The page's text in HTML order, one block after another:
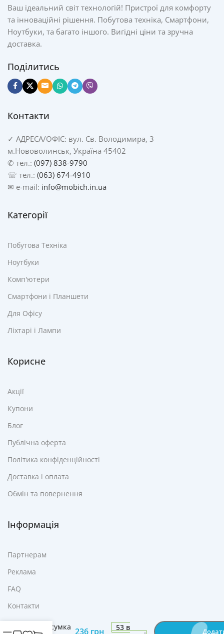
Ваш ідеальний світ технологій! Пристрої для комфорту
та інноваційні рішення. Побутова техніка, Смартфони,
Ноутбуки, та багато іншого. Вигідні ціни та зручна
доставка.
Поділитись
Контакти
✓ АДРЕСА/ОФІС: вул. Св. Володимира, 3
м.Нововолинськ, Україна 45402
✆ тел.: (097) 838-9790
☏ тел.: (063) 674-4910
✉ e-mail: info@mobich.in.ua
Категорії
Побутова Техніка
Ноутбуки
Комп'ютери
Смартфони і Планшети
Для Офісу
Ліхтарі і Лампи
Корисне
Акції
Купони
Блог
Публічна оферта
Політика конфіденційності
Доставка і оплата
Обмін та повернення
Інформація
Партнерам
Реклама
FAQ
КонтактиТермосумка
4523 сумка 236 грн
53 в